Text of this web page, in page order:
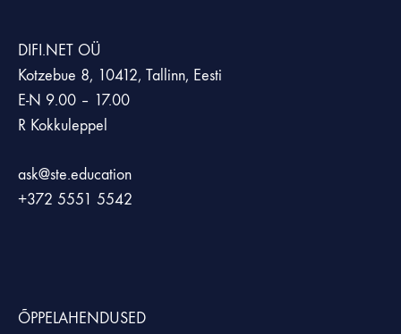
DIFI.NET OÜ
Kotzebue 8, 10412, Tallinn, Eesti
E-N 9.00 – 17.00
R Kokkuleppel
ask@ste.education
+372 5551 5542
ÕPPELAHENDUSED